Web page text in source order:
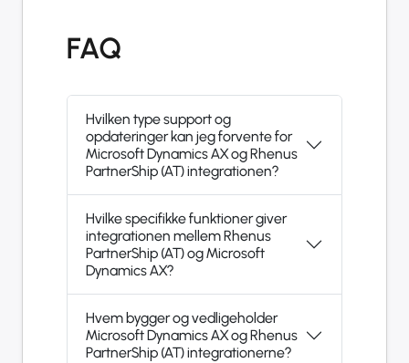
FAQ
Hvilken type support og
opdateringer kan jeg forvente for
Microsoft Dynamics AX og Rhenus
PartnerShip (AT) integrationen?
Hvilke specifikke funktioner giver
integrationen mellem Rhenus
PartnerShip (AT) og Microsoft
Dynamics AX?
Hvem bygger og vedligeholder
Microsoft Dynamics AX og Rhenus
PartnerShip (AT) integrationerne?